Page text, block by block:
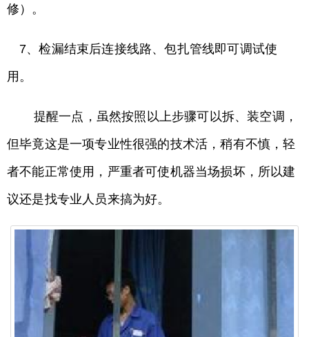
修）。
7、检漏结束后连接线路、包扎管线即可调试使
用。
提醒一点，虽然按照以上步骤可以拆、装空调，
但毕竟这是一项专业性很强的技术活，稍有不慎，轻
者不能正常使用，严重者可使机器当场损坏，所以建
议还是找专业人员来搞为好。